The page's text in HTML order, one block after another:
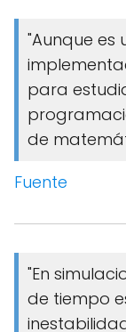
"Aunque es
para
de
Fuente
"En
de tiempo